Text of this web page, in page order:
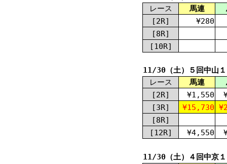
レース
馬連
[2R]
¥280
[8R]
[10R]
11/30（土）５回中山
レース
馬連
[2R]
¥1,550
[3R]
¥15,730
[8R]
[12R]
¥4,550
11/30（土）４回中京